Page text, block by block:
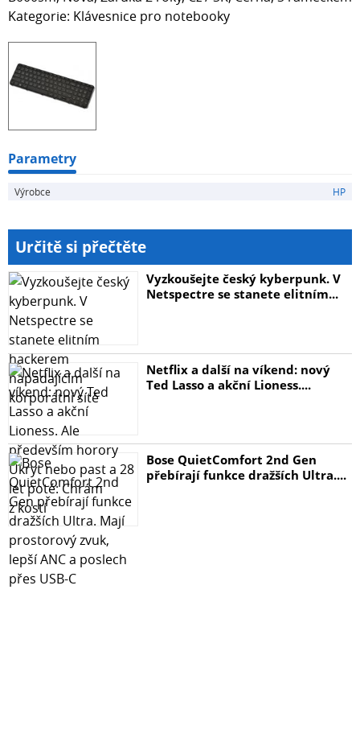
Kategorie: Klávesnice pro notebooky
Parametry
Výrobce HP
Určitě si přečtěte
Vyzkoušejte český kyberpunk. V
Netspectre se stanete elitním...
Netflix a další na víkend: nový
Ted Lasso a akční Lioness....
Bose QuietComfort 2nd Gen
přebírají funkce dražších Ultra....